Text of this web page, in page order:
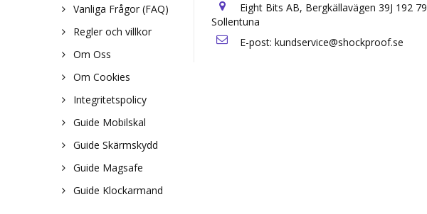
Vanliga Frågor (FAQ)
Regler och villkor
Om Oss
Om Cookies
Integritetspolicy
Guide Mobilskal
Guide Skärmskydd
Guide Magsafe
Guide Klockarmand
Eight Bits AB, Bergkällavägen 39J 192 79
Sollentuna
E-post: kundservice@shockproof.se